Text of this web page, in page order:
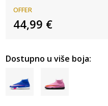
OFFER
44,99 €
Dostupno u više boja: